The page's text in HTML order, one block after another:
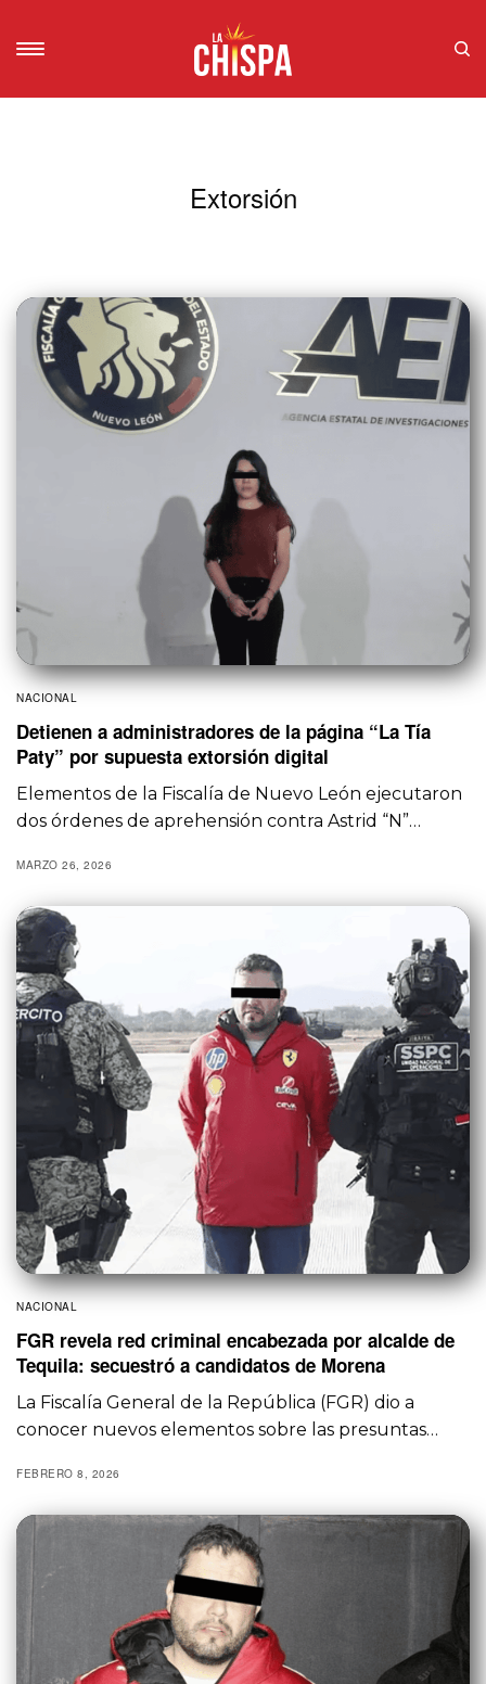
Extorsión
NACIONAL
Detienen a administradores de la página “La Tía
Paty” por supuesta extorsión digital
Elementos de la Fiscalía de Nuevo León ejecutaron
dos órdenes de aprehensión contra Astrid “N”…
MARZO 26, 2026
NACIONAL
FGR revela red criminal encabezada por alcalde de
Tequila: secuestró a candidatos de Morena
La Fiscalía General de la República (FGR) dio a
conocer nuevos elementos sobre las presuntas…
FEBRERO 8, 2026